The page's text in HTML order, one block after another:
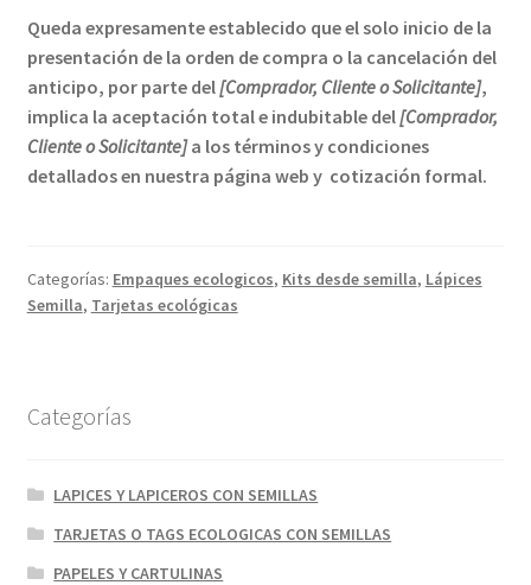
Queda expresamente establecido que el solo inicio de la
presentación de la orden de compra o la cancelación del
anticipo, por parte del[Comprador, Cliente o Solicitante],
implica la aceptación total e indubitable del[Comprador,
Cliente o Solicitante]a los términos y condiciones
detallados en nuestra página web y cotización formal.
Categorías: Empaques ecologicos, Kits desde semilla, Lápices
Semilla, Tarjetas ecológicas
Categorías
LAPICES Y LAPICEROS CON SEMILLAS
TARJETAS O TAGS ECOLOGICAS CON SEMILLAS
PAPELES Y CARTULINAS